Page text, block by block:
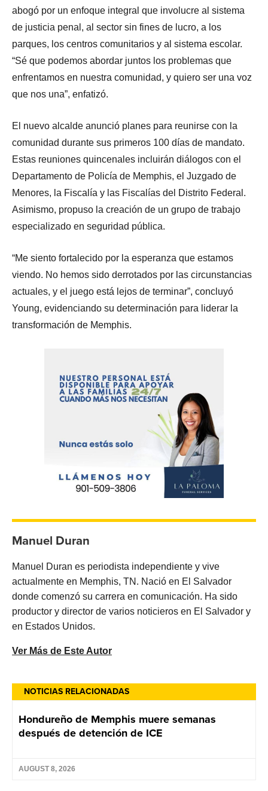
NOTICIAS RELACIONADAS
Hondureño de Memphis muere semanas
después de detención de ICE
AUGUST 8, 2026
abogó por un enfoque integral que involucre al sistema
de justicia penal, al sector sin fines de lucro, a los
parques, los centros comunitarios y al sistema escolar.
“Sé que podemos abordar juntos los problemas que
enfrentamos en nuestra comunidad, y quiero ser una voz
que nos una”, enfatizó.
El nuevo alcalde anunció planes para reunirse con la
comunidad durante sus primeros 100 días de mandato.
Estas reuniones quincenales incluirán diálogos con el
Departamento de Policía de Memphis, el Juzgado de
Menores, la Fiscalía y las Fiscalías del Distrito Federal.
Asimismo, propuso la creación de un grupo de trabajo
especializado en seguridad pública.
“Me siento fortalecido por la esperanza que estamos
viendo. No hemos sido derrotados por las circunstancias
actuales, y el juego está lejos de terminar”, concluyó
Young, evidenciando su determinación para liderar la
transformación de Memphis.
Manuel Duran
Manuel Duran es periodista independiente y vive
actualmente en Memphis, TN. Nació en El Salvador
donde comenzó su carrera en comunicación. Ha sido
productor y director de varios noticieros en El Salvador y
en Estados Unidos.
Ver Más de Este Autor